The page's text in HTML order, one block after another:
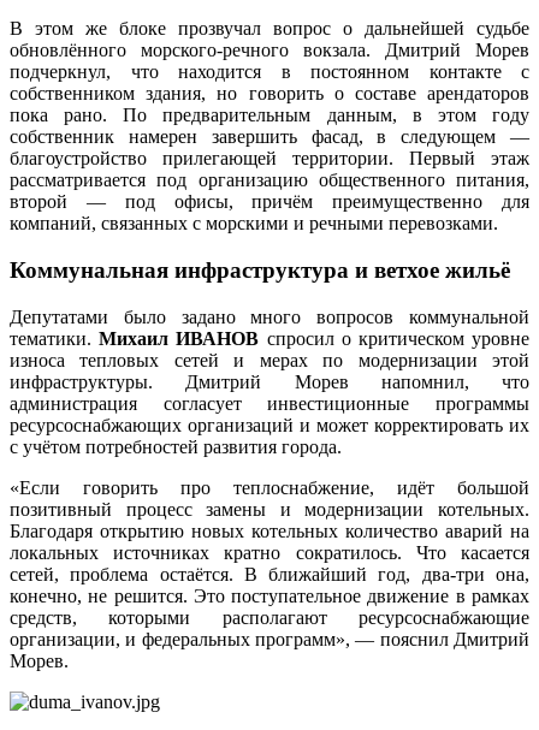
В этом же блоке прозвучал вопрос о дальнейшей судьбе
обновлённого морского-речного вокзала. Дмитрий Морев
подчеркнул, что находится в постоянном контакте с
собственником здания, но говорить о составе арендаторов
пока рано. По предварительным данным, в этом году
собственник намерен завершить фасад, в следующем —
благоустройство прилегающей территории. Первый этаж
рассматривается под организацию общественного питания,
второй — под офисы, причём преимущественно для
компаний, связанных с морскими и речными перевозками.
Коммунальная инфраструктура и ветхое жильё
Депутатами было задано много вопросов коммунальной
тематики.Михаил ИВАНОВ спросил о критическом уровне
износа тепловых сетей и мерах по модернизации этой
инфраструктуры. Дмитрий Морев напомнил, что
администрация согласует инвестиционные программы
ресурсоснабжающих организаций и может корректировать их
с учётом потребностей развития города.
«Если говорить про теплоснабжение, идёт большой
позитивный процесс замены и модернизации котельных.
Благодаря открытию новых котельных количество аварий на
локальных источниках кратно сократилось. Что касается
сетей, проблема остаётся. В ближайший год, два-три она,
конечно, не решится. Это поступательное движение в рамках
средств, которыми располагают ресурсоснабжающие
организации, и федеральных программ», — пояснил Дмитрий
Морев.